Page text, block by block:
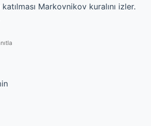
Markovnikov kuralını izler.